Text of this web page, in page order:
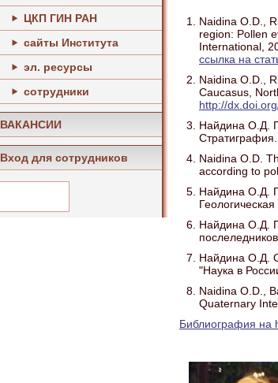
ЦКП ГИН РАН
сайты Института
эл. ресурсы
сотрудники
ВАКАНСИИ
Вход для сотрудников
Naidina O.D.,
region: Pollen
International,
ссылка на
Naidina O.D.,
Caucasus,
http://
Найдина О.Д.
Naidina O.D.
according to
Найдина О.Д.
Найдина О.Д.
Найдина О.Д.
"Наука в
Naidina O.D.,
Quaternary
Библиография на